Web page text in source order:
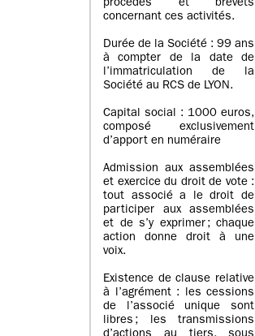
procédés et brevets
concernant ces activités.
Durée de la Société : 99 ans
à compter de la date de
l’immatriculation de la
Société au RCS de LYON.
Capital social : 1000 euros,
composé exclusivement
d’apport en numéraire
Admission aux assemblées
et exercice du droit de vote :
tout associé a le droit de
participer aux assemblées
et de s’y exprimer ; chaque
action donne droit à une
voix.
Existence de clause relative
à l’agrément : les cessions
de l’associé unique sont
libres ; les transmissions